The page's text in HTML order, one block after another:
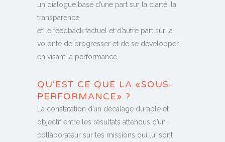
un dialogue basé d’une part sur la clarté, la
transparence
et le feedback factuel et d’autre part sur la
volonté de progresser et de se développer
en visant la performance.
QU’EST CE QUE LA «SOUS-
PERFORMANCE» ?
La constatation d’un décalage durable et
objectif entre les résultats attendus d’un
collaborateur sur les missions qui lui sont